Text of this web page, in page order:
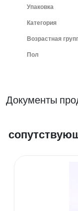
Упаковка
Категория
Возрастная
Пол
Документы